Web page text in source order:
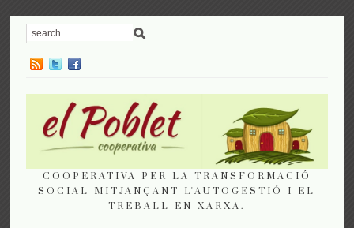
COOPERATIVA PER LA TRANSFORMACIÓ
SOCIAL MITJANÇANT L'AUTOGESTIÓ I EL
TREBALL EN XARXA.